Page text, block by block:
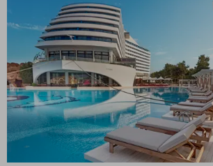
restaurants
à la carte
pour tous
les goûts
Suites
familiales
pouvant